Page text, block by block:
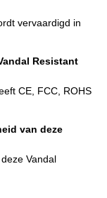
vervaardigd in
Resistant
CE, FCC, ROHS
van deze
Vandal